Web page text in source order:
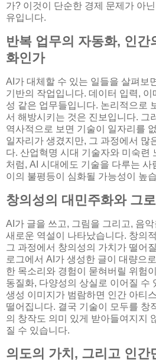
가? 이것이 단순한 경제 문제가 아
유입니다.
반복 업무의 자동화, 인간
화인가
AI가 대체할 수 있는 일들을 살펴보
기반의 작업입니다. 데이터 입력,
성 같은 업무들입니다. 논리적으로
서 해방시키는 것은 진보입니다. 그
역사적으로 보면 기술이 일자리를
일자리가 생겼지만, 그 과정에서 많
다. 산업혁명 시대 기술자와 미숙련
처럼, AI 시대에도 기술을 다루는
이의 불평등이 심화될 가능성이 높
창의성의 대민주화와 그
AI가 글을 쓰고, 그림을 그리고, 음
새로운 역설이 나타났습니다. 창의
그 과정에서 창의성의 가치가 떨어
로그에서 AI가 생성한 글이 대량으
한 목소리와 경험이 묻혀버릴 위험
동질화, 다양성의 상실로 이어질 수
생성 이미지가 범람하면 인간 아티
떨어집니다. 결국 기술이 모두를 창
의 창작도 의미 있게 받아들여지지
질 수 있습니다.
의도의 가치, 그리고 인간